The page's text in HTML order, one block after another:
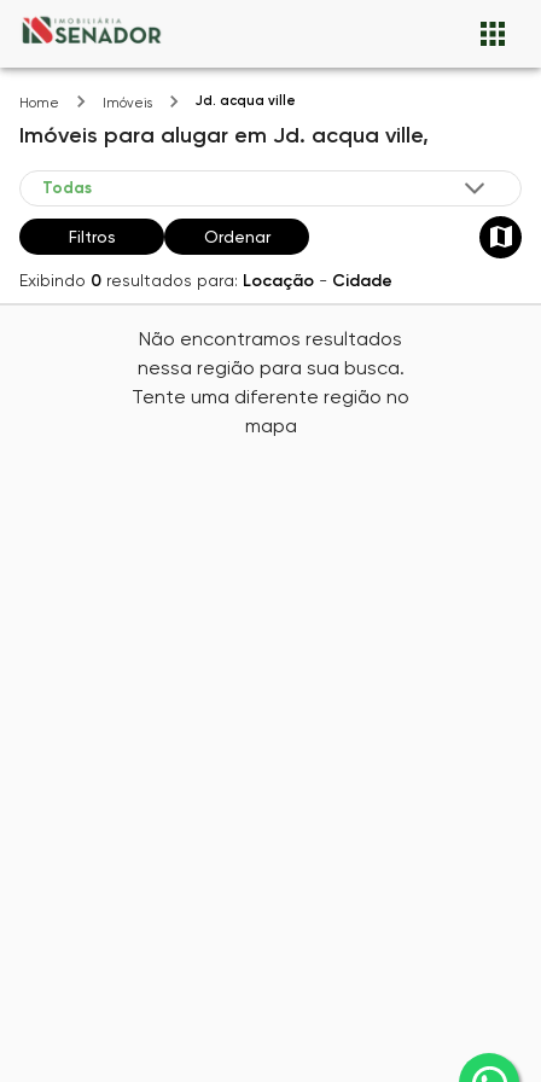
Home Imóveis Jd. acqua ville
Imóveis para alugar em Jd. acqua ville,
Filtros Ordenar
Exibindo 0 resultados para: Locação - Cidade
Não encontramos resultados
nessa região para sua busca.
Tente uma diferente região no
mapa